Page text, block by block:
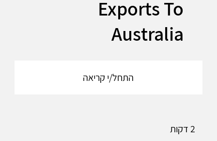
Exports To
Australia
התחל/י קריאה
2 דקות